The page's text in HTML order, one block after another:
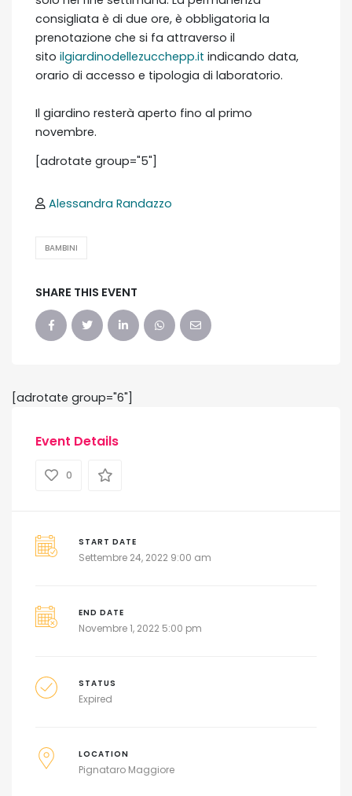
consigliata è di due ore, è obbligatoria la
prenotazione che si fa attraverso il
sito ilgiardinodellezucchepp.it indicando data,
orario di accesso e tipologia di laboratorio.
Il giardino resterà aperto fino al primo
novembre.
[adrotate group="5"]
Alessandra Randazzo
BAMBINI
SHARE THIS EVENT
[adrotate group="6"]
Event Details
0
START DATE
Settembre 24, 2022 9:00 am
END DATE
Novembre 1, 2022 5:00 pm
STATUS
Expired
LOCATION
Pignataro Maggiore